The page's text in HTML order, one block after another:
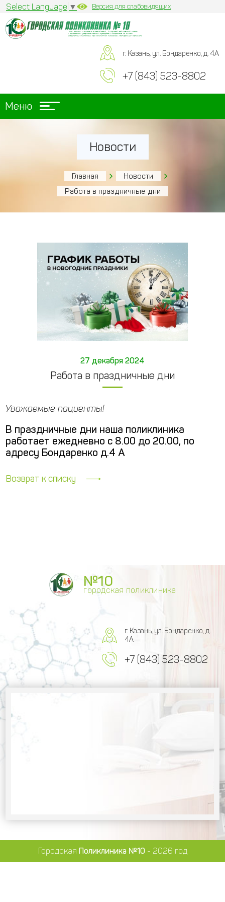
Select Language ▼ Версия для слабовидящих
г. Казань, ул. Бондаренко, д. 4А
+7 (843) 523-8802
Меню
Новости
Главная
Новости
Работа в праздничные дни
27 декабря 2024
Работа в праздничные дни
Уважаемые пациенты!
В праздничные дни наша поликлиника
работает ежедневно с 8.00 до 20.00, по
адресу Бондаренко д.4 А
Возврат к списку
№10
городская поликлиника
г. Казань, ул. Бондаренко, д.
4А
+7 (843) 523-8802
Городская Поликлиника №10 - 2026 год